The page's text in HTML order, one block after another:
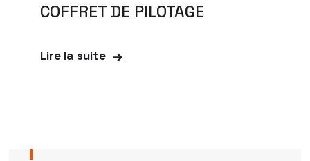
COFFRET DE PILOTAGE
Lire la suite